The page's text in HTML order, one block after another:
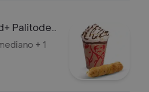
Palitode
+ 1